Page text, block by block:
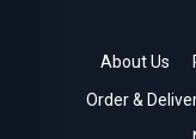
About Us
Order &